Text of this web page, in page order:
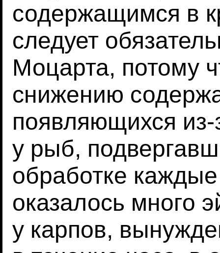
содержащимся в
следует
Моцарта, потому
снижению
появляющихся
у рыб,
обработке
оказалось много
у карпов,